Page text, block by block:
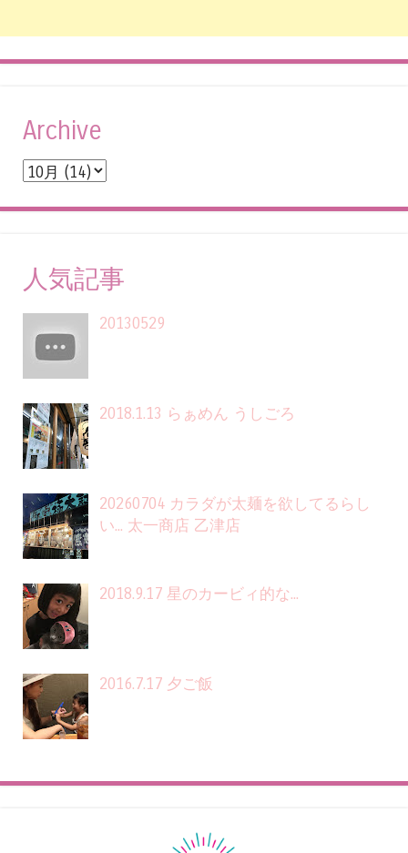
Archive
人気記事
20130529
2018.1.13 らぁめん うしごろ
20260704 カラダが太麺を欲してるらし
い... 太一商店 乙津店
2018.9.17 星のカービィ的な...
2016.7.17 夕ご飯